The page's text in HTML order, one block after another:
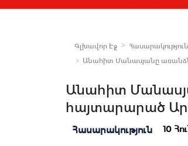
Գլխավոր Էջ
Հասարակություն
Անահիտ Մանասյանը
Անահիտ
հայտարարած
Հասարակություն 10